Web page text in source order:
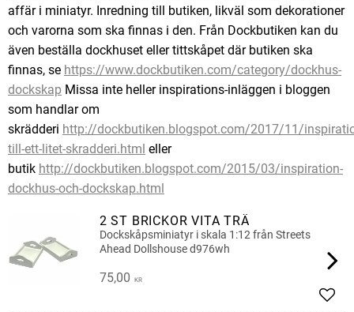
affär i miniatyr. Inredning till butiken, likväl som dekorationer
och varorna som ska finnas i den. Från Dockbutiken kan du
även beställa dockhuset eller tittskåpet där butiken ska
finnas, se https://www.dockbutiken.com/category/dockhus-
dockskap Missa inte heller inspirations-inläggen i bloggen
som handlar om
skrädderi http://dockbutiken.blogspot.com/2017/11/
till-ett-litet-skradderi.html eller
butik http://dockbutiken.blogspot.com/2015/03/inspiration-
dockhus-och-dockskap.html
2 ST BRICKOR VITA TRÄ
Dockskåpsminiatyr i skala 1:12 från Streets
Ahead Dollshouse d976wh
75,00 KR